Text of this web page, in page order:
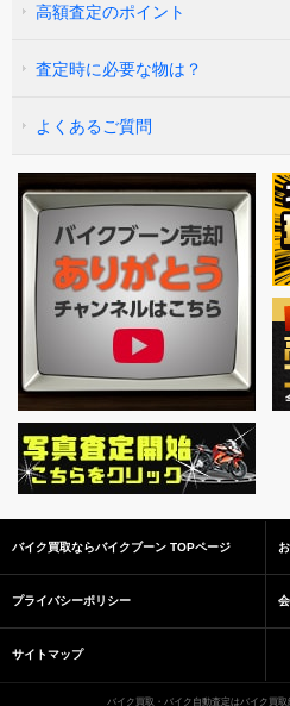
高額査定のポイント
査定時に必要な物は？
よくあるご質問
バイク買取ならバイクブーン TOPページ
プライバシーポリシー
サイトマップ
バイク買取・バイク自動査定はバイク買取